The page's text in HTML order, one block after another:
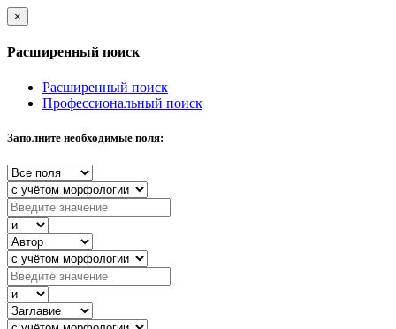
×
Расширенный поиск
Расширенный поиск
Профессиональный поиск
Заполните необходимые поля: